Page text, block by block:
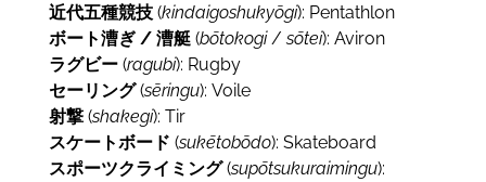
近代五種競技(kindaigoshukyōgi): Pentathlon
ボート漕ぎ / 漕艇(bōtokogi/sōtei): Aviron
ラグビー(ragubi): Rugby
セーリング(sēringu): Voile
射撃(shakegi): Tir
スケートボード (sukētobōdo): Skateboard
スポーツクライミング(supōtsukuraimingu):